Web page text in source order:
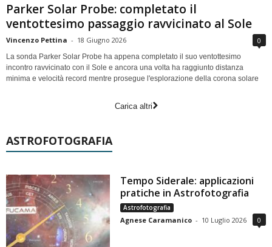
Parker Solar Probe: completato il
ventottesimo passaggio ravvicinato al Sole
Vincenzo Pettina - 18 Giugno 2026 0
La sonda Parker Solar Probe ha appena completato il suo ventottesimo
incontro ravvicinato con il Sole e ancora una volta ha raggiunto distanza
minima e velocità record mentre prosegue l'esplorazione della corona solare
Carica altri
ASTROFOTOGRAFIA
Tempo Siderale: applicazioni
pratiche in Astrofotografia
Astrofotografia
Agnese Caramanico - 10 Luglio 2026 0